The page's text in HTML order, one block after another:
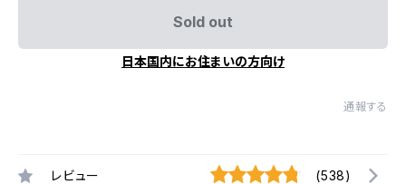
Sold out
日本国内にお住まいの方向け
通報する
レビュー (538)